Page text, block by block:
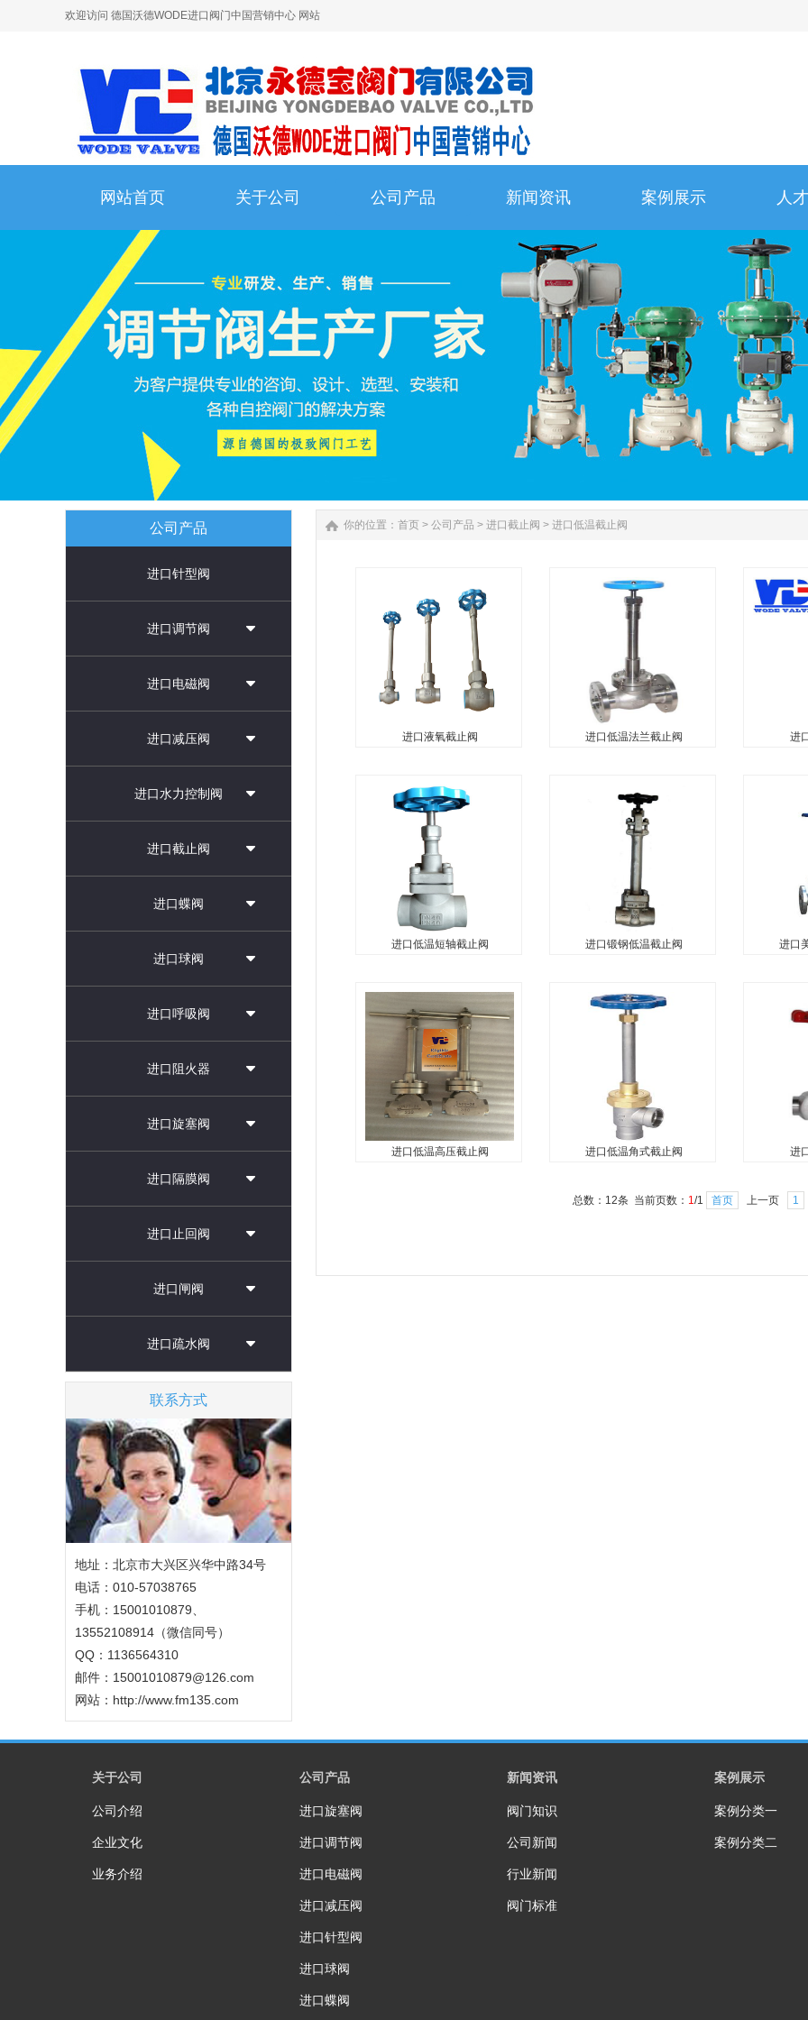
欢迎访问 德国沃德WODE进口阀门中国营销中心 网站
网站首页
网站首页
关于公司
关于公司
公司产品
公司产品
新闻资讯
新闻资讯 案例展示 人
公司产品
进口针型阀
进口调节阀
进口电磁阀
进口减压阀
进口水力控制阀
进口截止阀
进口蝶阀
进口球阀
进口呼吸阀
进口阻火器
进口旋塞阀
进口隔膜阀
进口止回阀
进口闸阀
进口疏水阀
联系方式
地址：北京市大兴区兴华中路34号
电话：010-57038765
手机：15001010879、
13552108914（微信同号）
QQ：1136564310
邮件：15001010879@126.com
网站： http://www.fm135.com
你的位置： 首页 > 公司产品 > 进口截止阀 > 进口低温截止阀
进口液氧截止阀
进口液氧截止阀也叫超低温截
止阀，液氧截止阀，液氧低温
截止阀，液氧不锈钢截止阀，
是指用于低温液体（主要包括
液氧、液氧、液氩、液态烃和
液化天然气等LO2、LN2、
LAR、LN...
进口低温法兰截止阀
法兰截止阀，液氮法兰截止
阀，液氧法兰截止阀，液氩法
兰截止阀，液化天然气法兰截
止阀，是指采用法兰的连接方
式，用于低温液体（主要包括
液氧、液氮、液...
进
截止阀，
是指用于
液氧、液
液化天然
LAR、LN...
进口低温短轴截止阀
进口低温短轴截止阀用
在-100℃以下的液氧、液氮、
液氩、液化天然气、液态二氧
化碳、乙烯、丙烯、丙烷等介
质和深冷管路系统的接通和截
断开关型阀门。由阀体、阀
杆、手轮、螺栓、密...
进口锻钢低温截止阀
进口锻钢低温截止阀适用
于-100℃以下的高压低温液体
断和接通。是指阀体及零部件
采用锻造而成，在乙烯，液化
天然气装置，天...
进口
的设计和
家标准
广泛用于-
LN2、LAr
低温介质
进口低温高压截止阀 进口低温角式截止阀
进口低温角式截止阀主要用
进
进口低温针
总数：12条 当前页数： 1/1 首页 上一页 1
关于公司
公司介绍
企业文化
业务介绍
公司产品
进口旋塞阀
进口调节阀
进口电磁阀
进口减压阀
进口针型阀
进口球阀
进口蝶阀
新闻资讯
阀门知识
公司新闻
行业新闻
阀门标准
案例展示
案例分类一
案例分类二